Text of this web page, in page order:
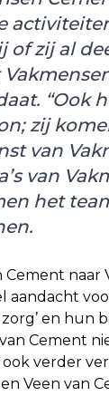
of zij al
“Ook
zij
van
van
het
Cement naar
aandacht
en hun
Cement
verder
Veen van